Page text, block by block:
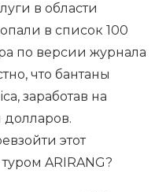
в области
в список 100
по версии журнала
что бантаны
заработав на
долларов.
этот
ARIRANG?